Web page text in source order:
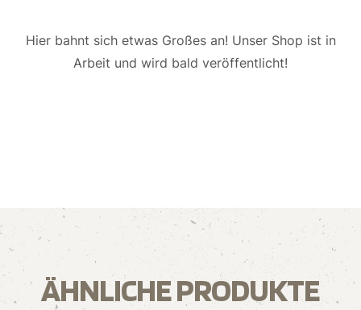
Hier bahnt sich etwas Großes an! Unser Shop ist in
Arbeit und wird bald veröffentlicht!
ÄHNLICHE PRODUKTE